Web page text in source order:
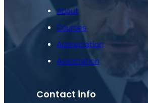
About
Courses
Appreciation
Association
Contact info